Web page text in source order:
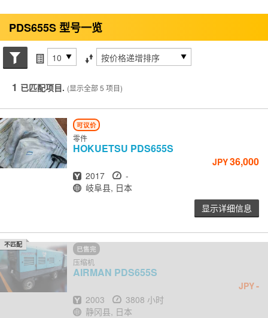
PDS655S 型号一览
搜索状态每页项目 排序方式
1 已匹配项目. (显示全部 5 项目)
可议价
零件
HOKUETSU PDS655S
JPY36,000
出厂年份
2017 小时
-
地点
岐阜县, 日本
显示详细信息
已售完
压缩机
AIRMAN PDS655S
JPY-
出厂年份
2003 小时
3808 小时
地点
静冈县, 日本
不匹配